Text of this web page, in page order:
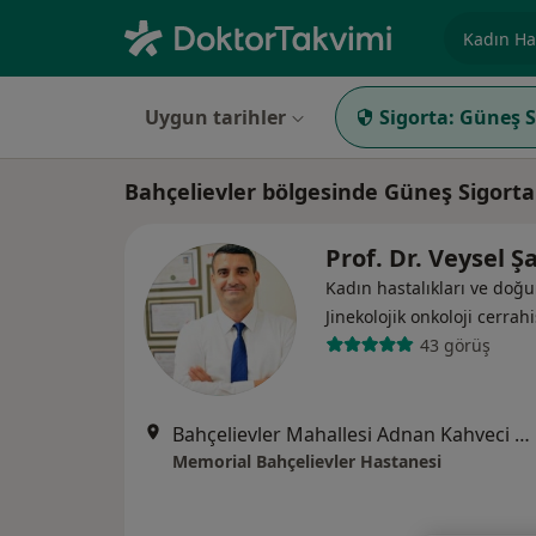
Uygun tarihler Sigorta: Güneş
Bahçelievler bölgesinde Güneş
Prof. Dr. Veysel
Kadın hastalıkları ve
Jinekolojik onkoloji
43 görüş
Bahçelievler Mahallesi Adnan Kahveci Bulvarı No:227, Bahçelievler
Memorial Bahçelievler Hastanesi